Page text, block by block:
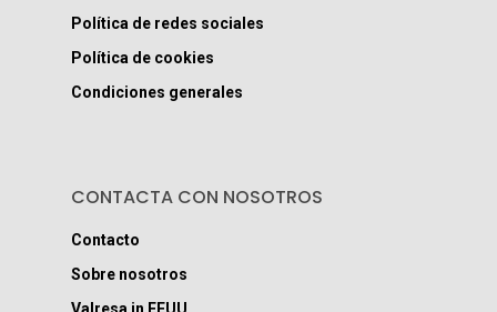
Política de redes sociales
Política de cookies
Condiciones generales
CONTACTA CON NOSOTROS
Contacto
Sobre nosotros